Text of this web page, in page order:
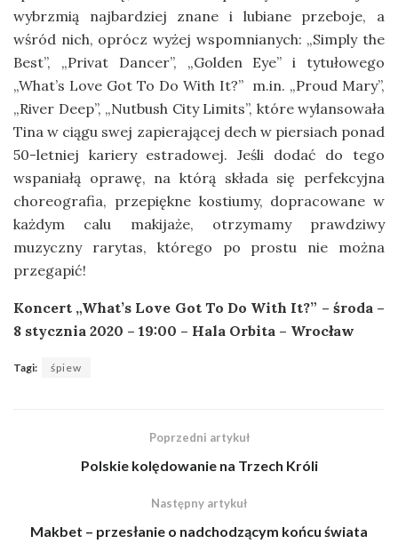
wybrzmią najbardziej znane i lubiane przeboje, a
wśród nich, oprócz wyżej wspomnianych: „Simply the
Best”, „Privat Dancer”, „Golden Eye” i tytułowego
„What’s Love Got To Do With It?” m.in. „Proud Mary”,
„River Deep”, „Nutbush City Limits”, które wylansowała
Tina w ciągu swej zapierającej dech w piersiach ponad
50-letniej kariery estradowej. Jeśli dodać do tego
wspaniałą oprawę, na którą składa się perfekcyjna
choreografia, przepiękne kostiumy, dopracowane w
każdym calu makijaże, otrzymamy prawdziwy
muzyczny rarytas, którego po prostu nie można
przegapić!
Koncert „What’s Love Got To Do With It?” – środa –
8 stycznia 2020 – 19:00 – Hala Orbita – Wrocław
Tagi: śpiew
Poprzedni artykuł
Polskie kolędowanie na Trzech Króli
Następny artykuł
Makbet – przesłanie o nadchodzącym końcu świata